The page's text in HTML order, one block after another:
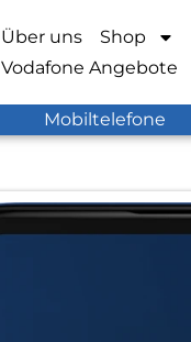
Über uns Shop
Vodafone Angebote
Mobiltelefone